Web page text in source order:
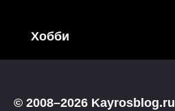
Хобби
© 2008–2026 Kayrosblog.ru